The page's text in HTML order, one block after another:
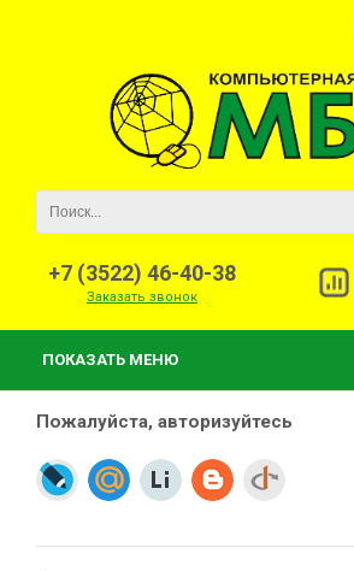
+7 (3522) 46-40-38
Заказать звонок
ПОКАЗАТЬ МЕНЮ
Пожалуйста, авторизуйтесь